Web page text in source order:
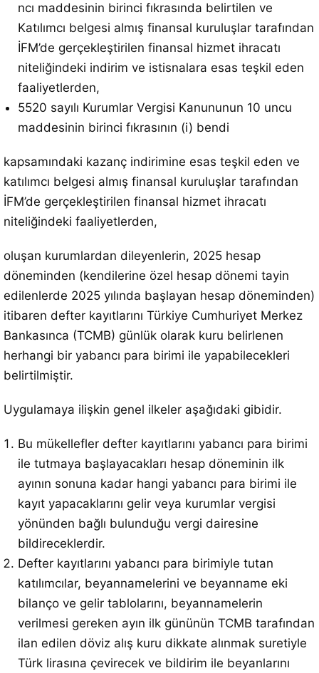
ncı maddesinin birinci fıkrasında belirtilen ve
Katılımcı belgesi almış finansal kuruluşlar tarafından
İFM’de gerçekleştirilen finansal hizmet ihracatı
niteliğindeki indirim ve istisnalara esas teşkil eden
faaliyetlerden,
5520 sayılı Kurumlar Vergisi Kanununun 10 uncu
maddesinin birinci fıkrasının (i) bendi
kapsamındaki kazanç indirimine esas teşkil eden ve
katılımcı belgesi almış finansal kuruluşlar tarafından
İFM’de gerçekleştirilen finansal hizmet ihracatı
niteliğindeki faaliyetlerden,
oluşan kurumlardan dileyenlerin, 2025 hesap
döneminden (kendilerine özel hesap dönemi tayin
edilenlerde 2025 yılında başlayan hesap döneminden)
itibaren defter kayıtlarını Türkiye Cumhuriyet Merkez
Bankasınca (TCMB) günlük olarak kuru belirlenen
herhangi bir yabancı para birimi ile yapabilecekleri
belirtilmiştir.
Uygulamaya ilişkin genel ilkeler aşağıdaki gibidir.
Bu mükellefler defter kayıtlarını yabancı para birimi
ile tutmaya başlayacakları hesap döneminin ilk
ayının sonuna kadar hangi yabancı para birimi ile
kayıt yapacaklarını gelir veya kurumlar vergisi
yönünden bağlı bulunduğu vergi dairesine
bildireceklerdir.
Defter kayıtlarını yabancı para birimiyle tutan
katılımcılar, beyannamelerini ve beyanname eki
bilanço ve gelir tablolarını, beyannamelerin
verilmesi gereken ayın ilk gününün TCMB tarafından
ilan edilen döviz alış kuru dikkate alınmak suretiyle
Türk lirasına çevirecek ve bildirim ile beyanlarını